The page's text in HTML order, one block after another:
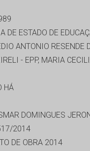
DE ESTADO DE
ANTONIO RESENDE
- EPP, MARIA
HÁ
DOMINGUES
2014
DE OBRA 2014